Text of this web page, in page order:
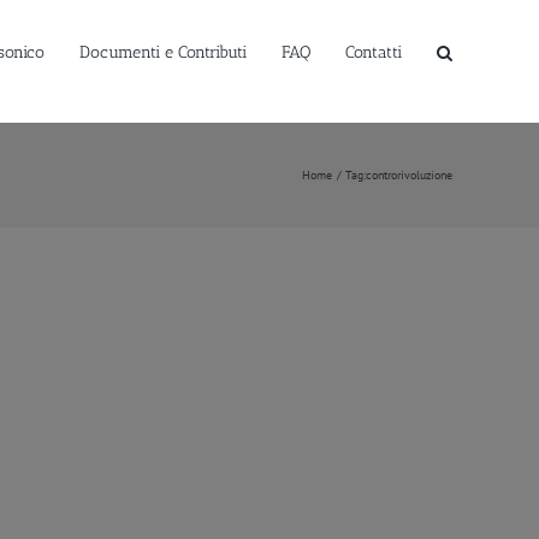
Documenti e Contributi FAQ Contatti
Home Tag:controrivoluzione